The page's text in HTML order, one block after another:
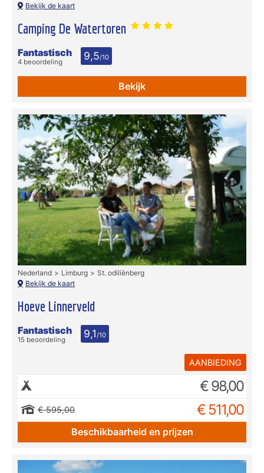
Camping De Watertoren
Bekijk de kaart
Fantastisch
4 beoordeling 9,5/10
Bekijk
Hoeve Linnerveld
Nederland Limburg
St. odiliënberg
Bekijk de kaart
Fantastisch
15 beoordeling 9,1/10
AANBIEDING
€ 98,00
€ 595,00 € 511,00
Beschikbaarheid en prijzen